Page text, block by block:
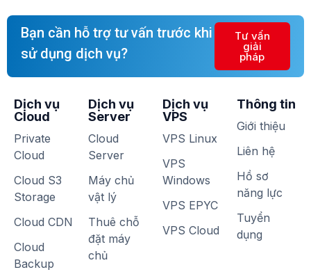
Bạn cần hỗ trợ tư vấn trước khi
sử dụng dịch vụ?
Tư vấn
giải
pháp
Dịch vụ
Cloud
Private
Cloud
Cloud S3
Storage
Cloud CDN
Cloud
Backup
Dịch vụ
Server
Cloud
Server
Máy chủ
vật lý
Thuê chỗ
đặt máy
chủ
Dịch vụ
VPS
VPS Linux
VPS
Windows
VPS EPYC
VPS Cloud
Thông tin
Giới thiệu
Liên hệ
Hồ sơ
năng lực
Tuyển
dụng